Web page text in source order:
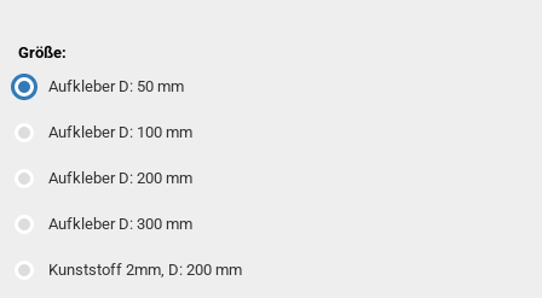
Größe:
Aufkleber D: 50 mm
Aufkleber D: 100 mm
Aufkleber D: 200 mm
Aufkleber D: 300 mm
Kunststoff 2mm, D: 200 mm